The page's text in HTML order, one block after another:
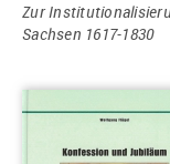
Zur
Sachsen 1617-1830